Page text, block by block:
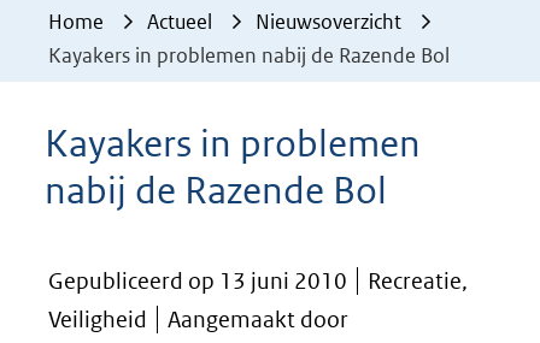
geweigerd.
Home Actueel
Nieuwsoverzicht
Kayakers in problemen nabij de Razende Bol
Kayakers in problemen
nabij de Razende Bol
Gepubliceerd op 13 juni 2010
Recreatie,
Veiligheid
Aangemaakt door